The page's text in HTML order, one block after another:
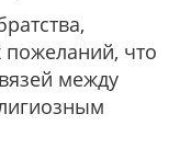
что
между